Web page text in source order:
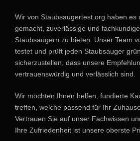
Wir von Staubsaugertest.org haben es
gemacht, zuverlässige und
Staubsaugern zu bieten. Unser Team
testet und prüft jeden Staubsauger
sicherzustellen, dass unsere
vertrauenswürdig und verlässlich sind.
Wir möchten Ihnen helfen, fundierte
treffen, welche passend für Ihr
Vertrauen Sie auf unser Fachwissen
Ihre Zufriedenheit ist unsere oberste